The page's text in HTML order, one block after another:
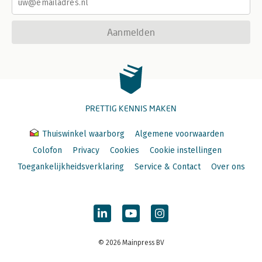
Aanmelden
PRETTIG KENNIS MAKEN
Thuiswinkel waarborg
Algemene voorwaarden
Colofon
Privacy Cookies
Cookie instellingen
Toegankelijkheidsverklaring
Service & Contact Over ons
© 2026 Mainpress BV